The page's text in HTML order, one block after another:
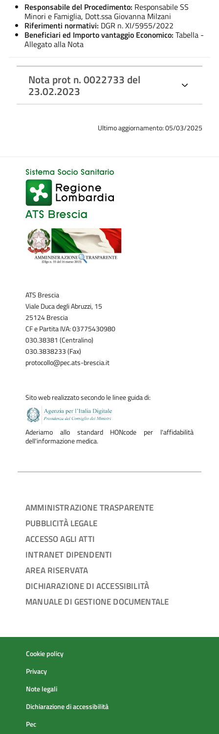
Responsabile del Procedimento: Responsabile SS
Minori e Famiglia, Dott.ssa Giovanna Milzani
Riferimenti normativi: DGR n. XI/5955/2022
Beneficiari ed Importo vantaggio Economico: Tabella -
Allegato alla Nota
Nota prot n. 0022733 del
23.02.2023
Ultimo aggiornamento: 05/03/2025
ATS Brescia
Viale Duca degli Abruzzi, 15
25124 Brescia
CF e Partita IVA: 03775430980
030.38381 (Centralino)
030.3838233 (Fax)
protocollo@pec.ats-brescia.it
Sito web realizzato secondo le linee guida di:
Aderiamo allo standard HONcode per l'affidabilità
dell'informazione medica.
AMMINISTRAZIONE TRASPARENTE
PUBBLICITÀ LEGALE
ACCESSO AGLI ATTI
INTRANET DIPENDENTI
AREA RISERVATA
DICHIARAZIONE DI ACCESSIBILITÀ
MANUALE DI GESTIONE DOCUMENTALE
Cookie policy
Privacy
Note legali
Dichiarazione di accessibilità
Pec